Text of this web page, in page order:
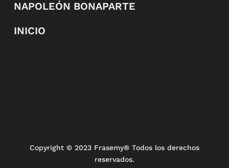
NAPOLEÓN BONAPARTE
INICIO
Copyright © 2023 Frasemy® Todos los derechos
reservados.